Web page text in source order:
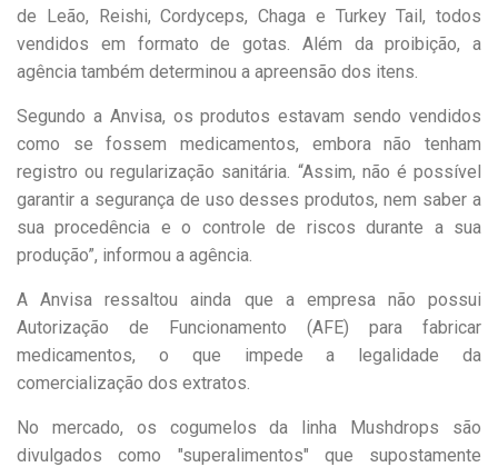
de Leão, Reishi, Cordyceps, Chaga e Turkey Tail, todos
vendidos em formato de gotas. Além da proibição, a
agência também determinou a apreensão dos itens.
Segundo a Anvisa, os produtos estavam sendo vendidos
como se fossem medicamentos, embora não tenham
registro ou regularização sanitária. “Assim, não é possível
garantir a segurança de uso desses produtos, nem saber a
sua procedência e o controle de riscos durante a sua
produção”, informou a agência.
A Anvisa ressaltou ainda que a empresa não possui
Autorização de Funcionamento (AFE) para fabricar
medicamentos, o que impede a legalidade da
comercialização dos extratos.
No mercado, os cogumelos da linha Mushdrops são
divulgados como "superalimentos" que supostamente